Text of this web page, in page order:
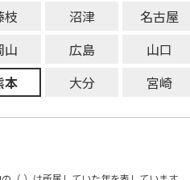
枝 沼津 名古屋
山 広島 山口
本 大分 宮崎